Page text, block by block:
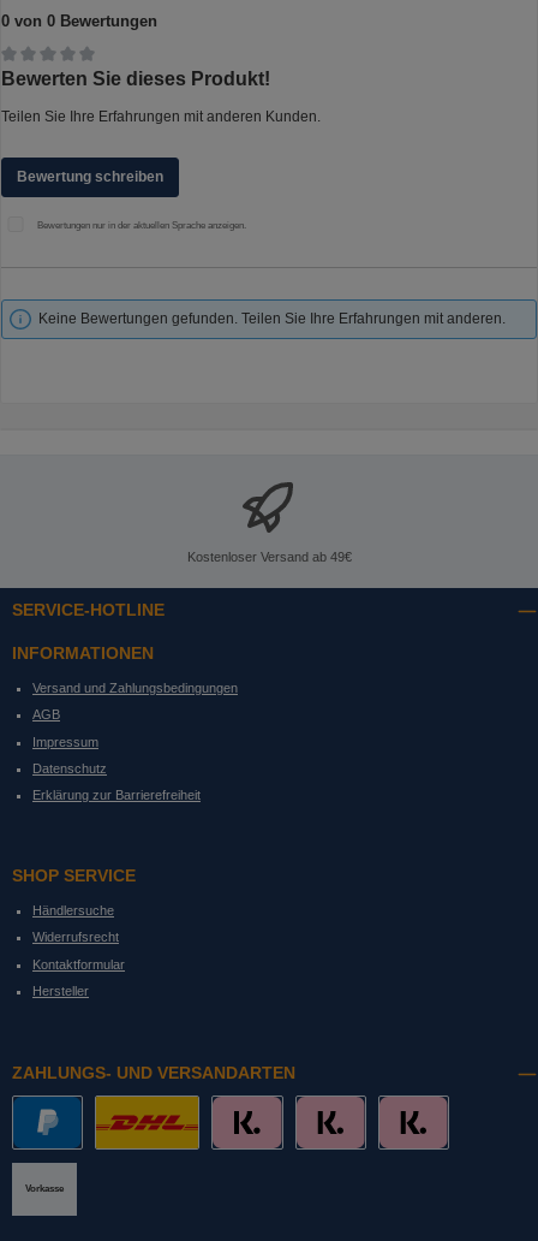
0 von 0 Bewertungen
Durchschnittliche Bewertung von 0 von 5 Sternen
Bewerten Sie dieses Produkt!
Teilen Sie Ihre Erfahrungen mit anderen Kunden.
Bewertung schreiben
Bewertungen nur in der aktuellen Sprache anzeigen.
Keine Bewertungen gefunden. Teilen Sie Ihre Erfahrungen mit anderen.
Kostenloser Versand ab 49€
SERVICE-HOTLINE
INFORMATIONEN
Versand und Zahlungsbedingungen
AGB
Impressum
Datenschutz
Erklärung zur Barrierefreiheit
SHOP SERVICE
Händlersuche
Widerrufsrecht
Kontaktformular
Hersteller
ZAHLUNGS- UND VERSANDARTEN
Vorkasse